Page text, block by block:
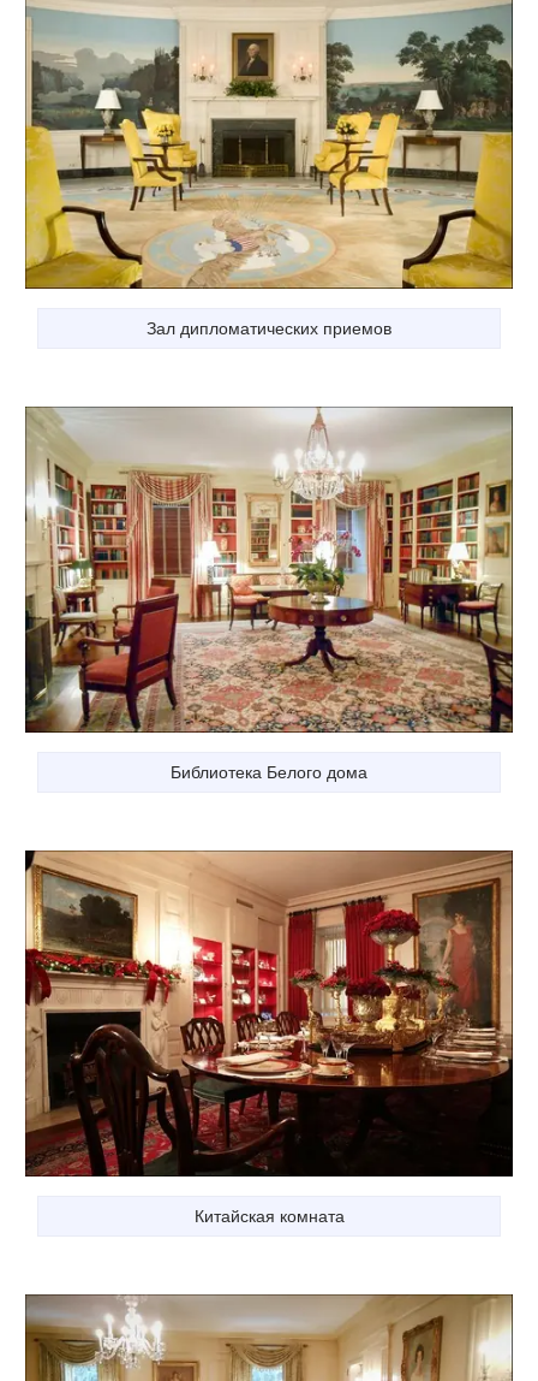
Зал дипломатических приемов
Библиотека Белого дома
Китайская комната